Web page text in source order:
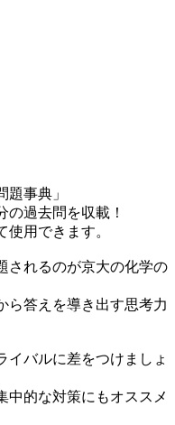
事典」
の過去問を収載！
使用できます。
されるのが京大の化学の
ら答えを導き出す思考力
イバルに差をつけましょ
中的な対策にもオススメ